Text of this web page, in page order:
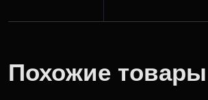
Похожие товары